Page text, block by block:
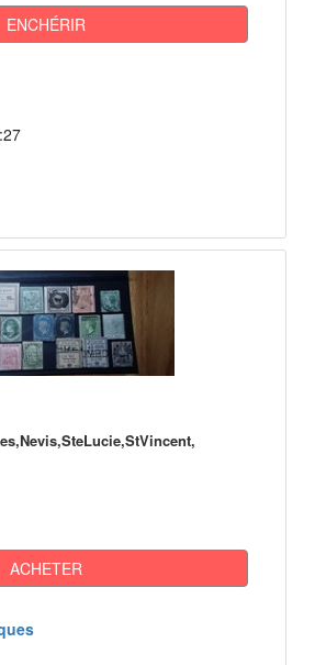
ENCHÉRIR
ACHETER